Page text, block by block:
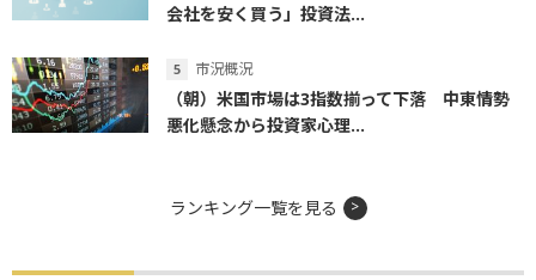
会社を安く買う」投資法...
市況概況
（朝）米国市場は3指数揃って下落 中東情勢
悪化懸念から投資家心理...
ランキング一覧を見る